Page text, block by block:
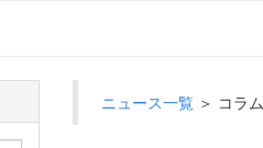
ニュース一覧＞ コラム